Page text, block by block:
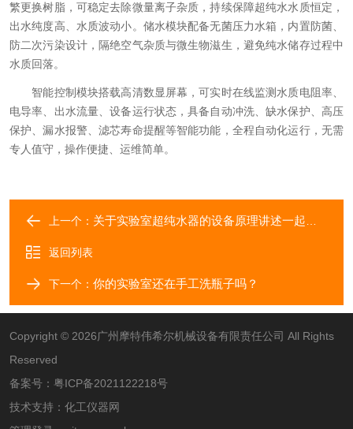
繁更换树脂，可稳定去除微量离子杂质，持续保障超纯水水质恒定，
出水纯度高、水质波动小。储水模块配备无菌压力水箱，内置防菌、
防二次污染设计，隔绝空气杂质与微生物滋生，避免纯水储存过程中
水质回落。
智能控制模块搭载高清数显屏幕，可实时在线监测水质电阻率、
电导率、出水流量、设备运行状态，具备自动冲洗、缺水保护、高压
保护、漏水报警、滤芯寿命提醒等智能功能，全程自动化运行，无需
专人值守，操作便捷、运维简单。
上一个： 关于实验室超纯水器的设备原理讲述一起了解下
返回列表
下一个： 你的实验室还在手工洗瓶子吗？
Copyright © 2026广州摩特伟希尔机械设备有限责任公司 All Rights
Reserved
备案号： 粤ICP备2021122218号
技术支持： 化工仪器网